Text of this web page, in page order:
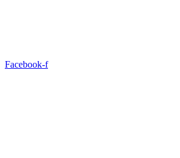
Facebook-f